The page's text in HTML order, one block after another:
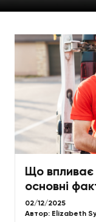
Що впливає
основні
02/12/2025
Автор: Elizabeth